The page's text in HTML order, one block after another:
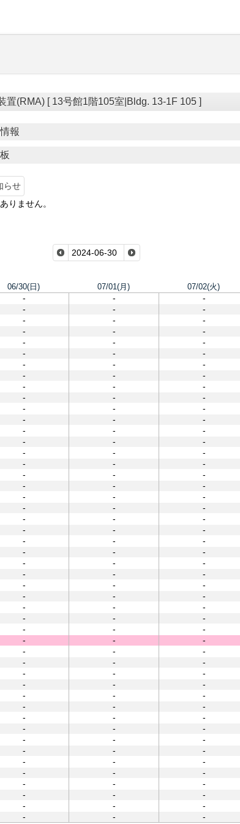
置(RMA) [ 13号館1階105室|Bldg. 13-1F 105 ]
報
らせ
りません。
06/30(日) 07/01(月) 07/02(火)
- - -
- - -
- - -
- - -
- - -
- - -
- - -
- - -
- - -
- - -
- - -
- - -
- - -
- - -
- - -
- - -
- - -
- - -
- - -
- - -
- - -
- - -
- - -
- - -
- - -
- - -
- - -
- - -
- - -
- - -
- - -
- - -
- - -
- - -
- - -
- - -
- - -
- - -
- - -
- - -
- - -
- - -
- - -
- - -
- - -
- - -
- - -
- - -